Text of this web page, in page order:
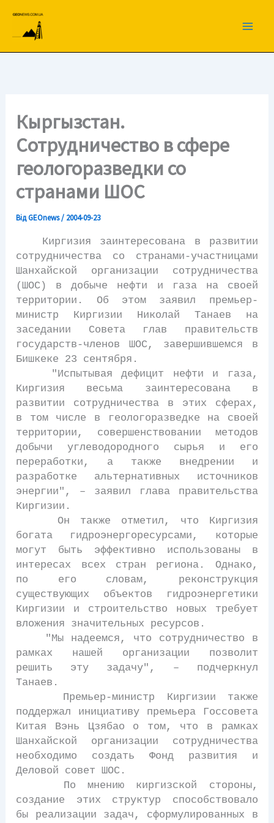
вмісту
Кыргызстан.
Сотрудничество в сфере
геологоразведки со
странами ШОС
ВідGEOnews/ 2004-09-23
Киргизия заинтересована в развитии
сотрудничества со странами-участницами
Шанхайской организации сотрудничества
(ШОС) в добыче нефти и газа на своей
территории. Об этом заявил премьер-
министр Киргизии Николай Танаев на
заседании Совета глав правительств
государств-членов ШОС, завершившемся в
Бишкеке 23 сентября.
"Испытывая дефицит нефти и газа,
Киргизия весьма заинтересована в
развитии сотрудничества в этих сферах,
в том числе в геологоразведке на своей
территории, совершенствовании методов
добычи углеводородного сырья и его
переработки, а также внедрении и
разработке альтернативных источников
энергии", – заявил глава правительства
Киргизии.
Он также отметил, что Киргизия
богата гидроэнергоресурсами, которые
могут быть эффективно использованы в
интересах всех стран региона. Однако,
по его словам, реконструкция
существующих объектов гидроэнергетики
Киргизии и строительство новых требует
вложения значительных ресурсов.
"Мы надеемся, что сотрудничество в
рамках нашей организации позволит
решить эту задачу", – подчеркнул
Танаев.
Премьер-министр Киргизии также
поддержал инициативу премьера Госсовета
Китая Вэнь Цзябао о том, что в рамках
Шанхайской организации сотрудничества
необходимо создать Фонд развития и
Деловой совет ШОС.
По мнению киргизской стороны,
создание этих структур способствовало
бы реализации задач, сформулированных в